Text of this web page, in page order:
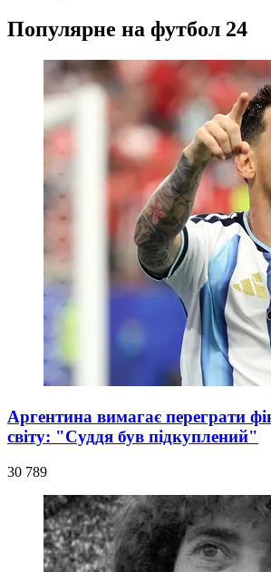
Популярне на футбол 24
Аргентина вимагає переграти
світу: "Суддя був підкуплений"
30 789